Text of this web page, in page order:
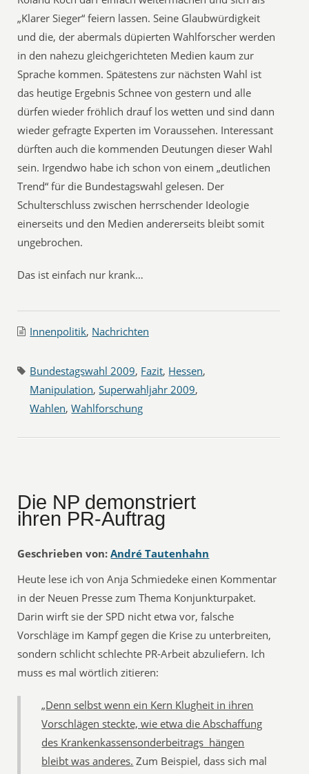
„Klarer Sieger“ feiern lassen. Seine Glaubwürdigkeit
und die, der abermals düpierten Wahlforscher werden
in den nahezu gleichgerichteten Medien kaum zur
Sprache kommen. Spätestens zur nächsten Wahl ist
das heutige Ergebnis Schnee von gestern und alle
dürfen wieder fröhlich drauf los wetten und sind dann
wieder gefragte Experten im Voraussehen. Interessant
dürften auch die kommenden Deutungen dieser Wahl
sein. Irgendwo habe ich schon von einem „deutlichen
Trend“ für die Bundestagswahl gelesen. Der
Schulterschluss zwischen herrschender Ideologie
einerseits und den Medien andererseits bleibt somit
ungebrochen.
Das ist einfach nur krank…
Innenpolitik, Nachrichten
Bundestagswahl 2009, Fazit, Hessen,
Manipulation,Superwahljahr 2009,
Wahlen,Wahlforschung
Die NP demonstriert
ihren PR-Auftrag
Geschrieben von: André Tautenhahn
Heute lese ich von Anja Schmiedeke einen Kommentar
in der Neuen Presse zum Thema Konjunkturpaket.
Darin wirft sie der SPD nicht etwa vor, falsche
Vorschläge im Kampf gegen die Krise zu unterbreiten,
sondern schlicht schlechte PR-Arbeit abzuliefern. Ich
muss es mal wörtlich zitieren:
„Denn selbst wenn ein Kern Klugheit in ihren
Vorschlägen steckte, wie etwa die Abschaffung
des Krankenkassensonderbeitrags  hängen
bleibt was anderes. Zum Beispiel, dass sich mal